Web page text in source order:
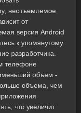
неотъемлемое
от
версия Android
к упомянутому
разработчика.
телефоне
объем -
объема, чем
что увеличит